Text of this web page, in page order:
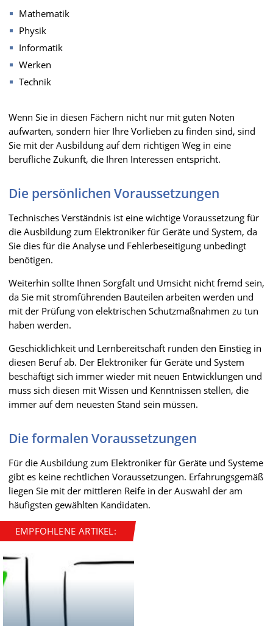
Mathematik
Physik
Informatik
Werken
Technik
Wenn Sie in diesen Fächern nicht nur mit guten Noten
aufwarten, sondern hier Ihre Vorlieben zu finden sind, sind
Sie mit der Ausbildung auf dem richtigen Weg in eine
berufliche Zukunft, die Ihren Interessen entspricht.
Die persönlichen Voraussetzungen
Technisches Verständnis ist eine wichtige Voraussetzung für
die Ausbildung zum Elektroniker für Geräte und System, da
Sie dies für die Analyse und Fehlerbeseitigung unbedingt
benötigen.
Weiterhin sollte Ihnen Sorgfalt und Umsicht nicht fremd sein,
da Sie mit stromführenden Bauteilen arbeiten werden und
mit der Prüfung von elektrischen Schutzmaßnahmen zu tun
haben werden.
Geschicklichkeit und Lernbereitschaft runden den Einstieg in
diesen Beruf ab. Der Elektroniker für Geräte und System
beschäftigt sich immer wieder mit neuen Entwicklungen und
muss sich diesen mit Wissen und Kenntnissen stellen, die
immer auf dem neuesten Stand sein müssen.
Die formalen Voraussetzungen
Für die Ausbildung zum Elektroniker für Geräte und Systeme
gibt es keine rechtlichen Voraussetzungen. Erfahrungsgemäß
liegen Sie mit der mittleren Reife in der Auswahl der am
häufigsten gewählten Kandidaten.
EMPFOHLENE ARTIKEL: